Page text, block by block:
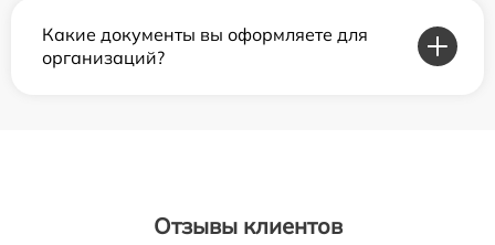
Какие документы вы оформляете для
организаций?
Отзывы клиентов